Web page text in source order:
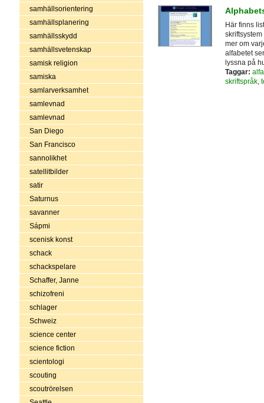
samhällsorientering
samhällsplanering
samhällsskydd
samhällsvetenskap
samisk religion
samiska
samlarverksamhet
samlevnad
samlevnad
San Diego
San Francisco
sannolikhet
satellitbilder
satir
Saturnus
savanner
Sápmi
scenisk konst
schack
schackspelare
Schaffer, Janne
schizofreni
schlager
Schweiz
science center
science fiction
scientologi
scouting
scoutrörelsen
Här finns
mer om
alfabetet
lyssna på
Taggar:
skriftspråk,